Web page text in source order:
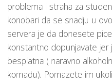
problema i straha za
konobari da se snadju u
servera je da donesete
konstantno dopunjavate jer
besplatna ( naravno
komadu). Pomazete im